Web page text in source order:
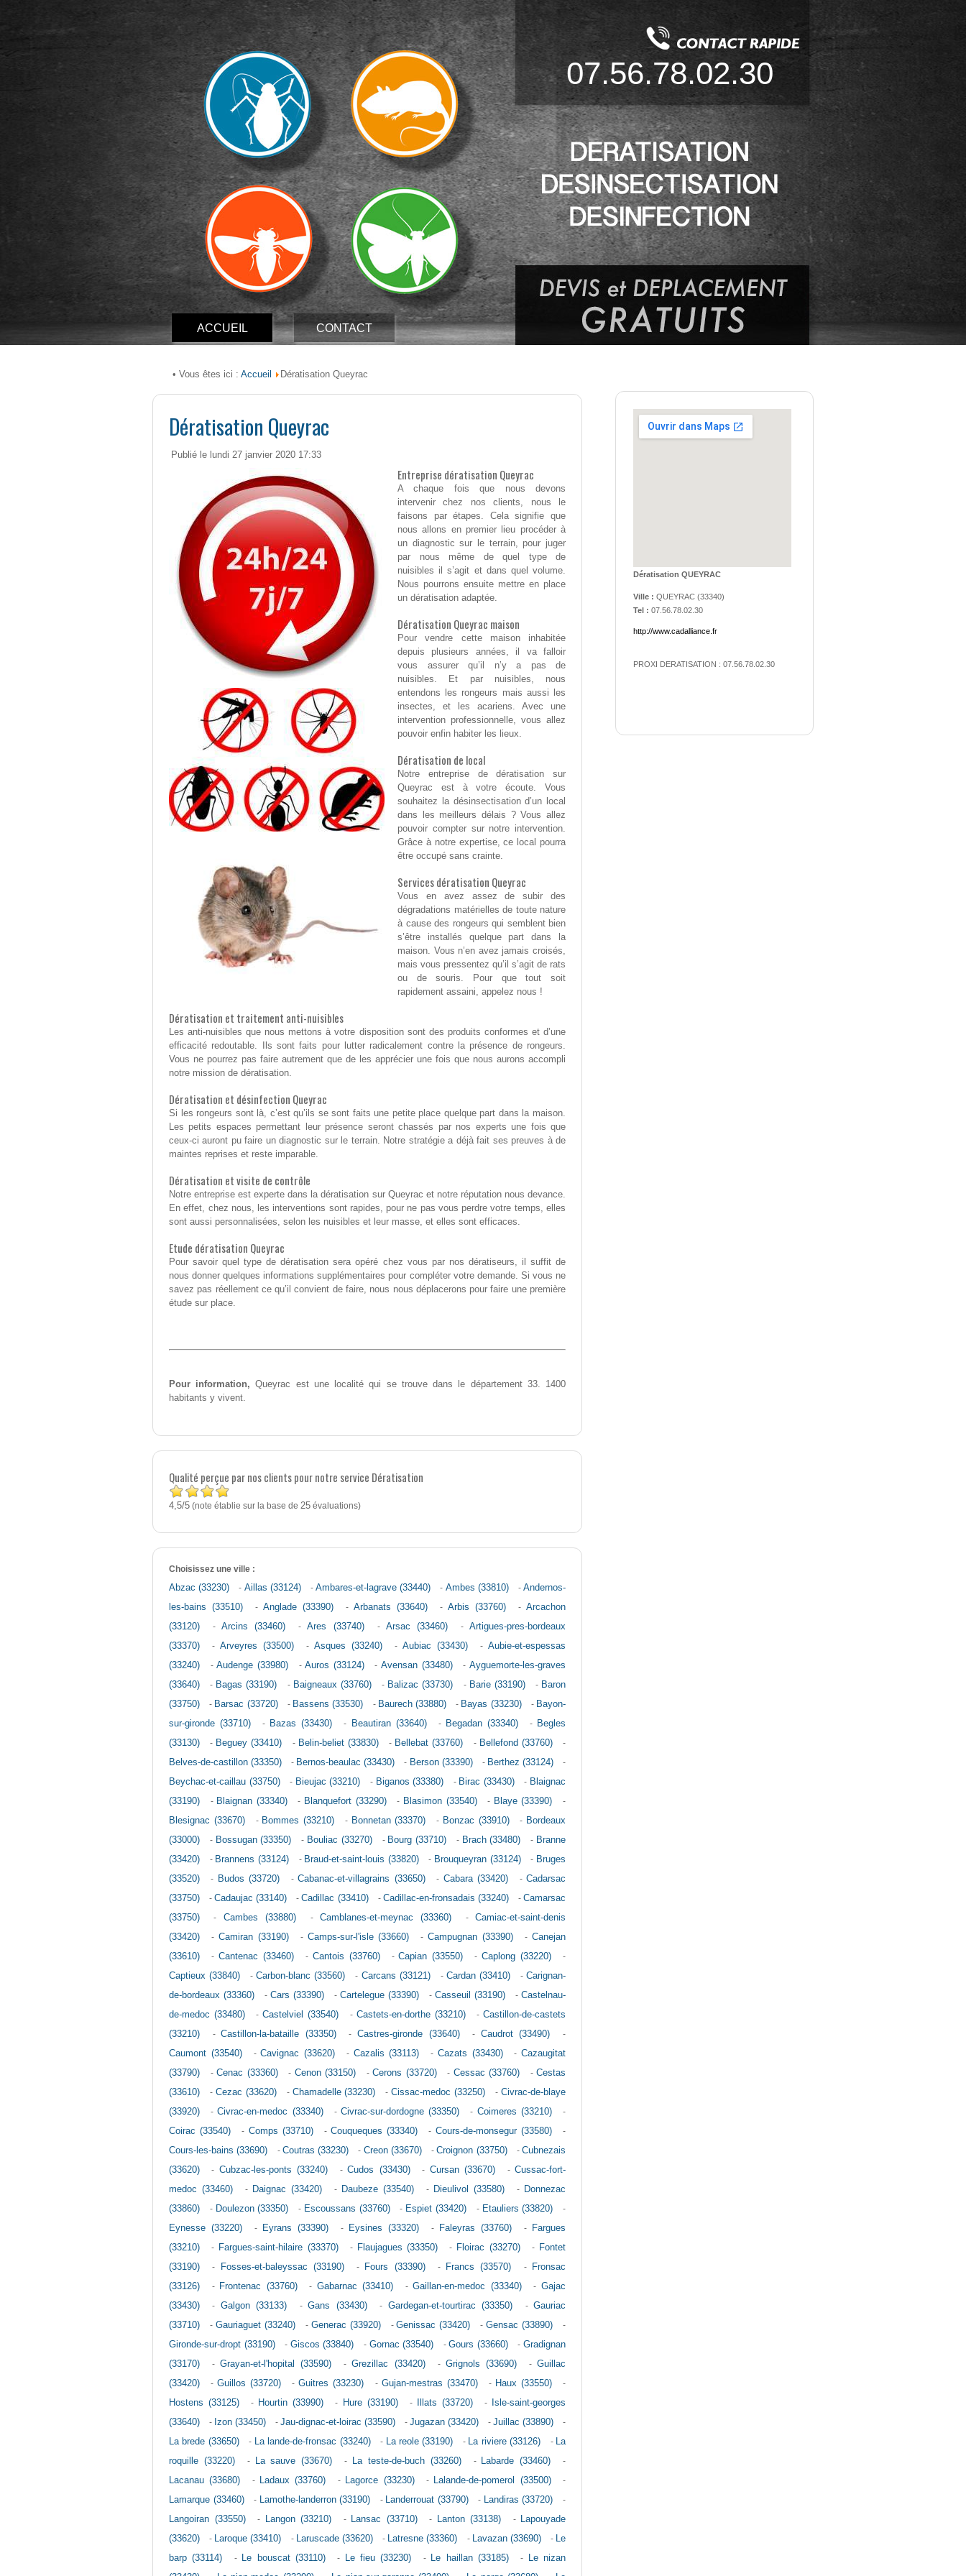
07.56.78.02.30
ACCUEIL CONTACT
• Vous êtes ici : Accueil Dératisation Queyrac
Dératisation Queyrac
Publié le lundi 27 janvier 2020 17:33
Entreprise dératisation Queyrac
A chaque fois que nous devons
intervenir chez nos clients, nous le
faisons par étapes. Cela signifie que
nous allons en premier lieu procéder à
un diagnostic sur le terrain, pour juger
par nous même de quel type de
nuisibles il s’agit et dans quel volume.
Nous pourrons ensuite mettre en place
un dératisation adaptée.
Dératisation Queyrac maison
Pour vendre cette maison inhabitée
depuis plusieurs années, il va falloir
vous assurer qu’il n’y a pas de
nuisibles. Et par nuisibles, nous
entendons les rongeurs mais aussi les
insectes, et les acariens. Avec une
intervention professionnelle, vous allez
pouvoir enfin habiter les lieux.
Dératisation de local
Notre entreprise de dératisation sur
Queyrac est à votre écoute. Vous
souhaitez la désinsectisation d’un local
dans les meilleurs délais ? Vous allez
pouvoir compter sur notre intervention.
Grâce à notre expertise, ce local pourra
être occupé sans crainte.
Services dératisation Queyrac
Vous en avez assez de subir des
dégradations matérielles de toute nature
à cause des rongeurs qui semblent bien
s’être installés quelque part dans la
maison. Vous n’en avez jamais croisés,
mais vous pressentez qu’il s’agit de rats
ou de souris. Pour que tout soit
rapidement assaini, appelez nous !
Dératisation et traitement anti-nuisibles
Les anti-nuisibles que nous mettons à votre disposition sont des produits conformes et d’une
efficacité redoutable. Ils sont faits pour lutter radicalement contre la présence de rongeurs.
Vous ne pourrez pas faire autrement que de les apprécier une fois que nous aurons accompli
notre mission de dératisation.
Dératisation et désinfection Queyrac
Si les rongeurs sont là, c’est qu’ils se sont faits une petite place quelque part dans la maison.
Les petits espaces permettant leur présence seront chassés par nos experts une fois que
ceux-ci auront pu faire un diagnostic sur le terrain. Notre stratégie a déjà fait ses preuves à de
maintes reprises et reste imparable.
Dératisation et visite de contrôle
Notre entreprise est experte dans la dératisation sur Queyrac et notre réputation nous devance.
En effet, chez nous, les interventions sont rapides, pour ne pas vous perdre votre temps, elles
sont aussi personnalisées, selon les nuisibles et leur masse, et elles sont efficaces.
Etude dératisation Queyrac
Pour savoir quel type de dératisation sera opéré chez vous par nos dératiseurs, il suffit de
nous donner quelques informations supplémentaires pour compléter votre demande. Si vous ne
savez pas réellement ce qu’il convient de faire, nous nous déplacerons pour faire une première
étude sur place.
Pour information, Queyrac est une localité qui se trouve dans le département 33. 1400
habitants y vivent.
Qualité perçue par nos clients pour notre service Dératisation
4,5/5 (note établie sur la base de 25 évaluations)
Choisissez une ville :
Abzac (33230)
- Aillas (33124) -Ambares-et-lagrave (33440) - Ambes (33810) -Andernos-
les-bains (33510)
- Anglade (33390) - Arbanats (33640) - Arbis (33760) - Arcachon
(33120)
-Arcins (33460) -Ares (33740) - Arsac (33460) -Artigues-pres-bordeaux
(33370)
- Arveyres (33500) - Asques (33240) - Aubiac (33430) - Aubie-et-espessas
(33240)
-Audenge (33980) -Auros (33124) -Avensan (33480) -Ayguemorte-les-graves
(33640)
- Bagas (33190) - Baigneaux (33760) - Balizac (33730) - Barie (33190) - Baron
(33750)
- Barsac (33720) - Bassens (33530) - Baurech (33880) - Bayas (33230) - Bayon-
sur-gironde (33710)
- Bazas (33430) - Beautiran (33640) - Begadan (33340) - Begles
(33130)
- Beguey (33410) - Belin-beliet (33830) - Bellebat (33760) - Bellefond (33760)
-
Belves-de-castillon (33350)
- Bernos-beaulac (33430) - Berson (33390) - Berthez (33124)
-
Beychac-et-caillau (33750)
- Bieujac (33210) - Biganos (33380) - Birac (33430) - Blaignac
(33190)
- Blaignan (33340) - Blanquefort (33290) - Blasimon (33540) - Blaye (33390)
-
Blesignac (33670)
- Bommes (33210) - Bonnetan (33370) - Bonzac (33910) - Bordeaux
(33000)
- Bossugan (33350) - Bouliac (33270) - Bourg (33710) - Brach (33480) - Branne
(33420)
- Brannens (33124) - Braud-et-saint-louis (33820) - Brouqueyran (33124) - Bruges
(33520)
- Budos (33720) -Cabanac-et-villagrains (33650) - Cabara (33420) -Cadarsac
(33750)
-Cadaujac (33140) -Cadillac (33410) - Cadillac-en-fronsadais (33240) -Camarsac
(33750)
- Cambes (33880) - Camblanes-et-meynac (33360) - Camiac-et-saint-denis
(33420)
- Camiran (33190) - Camps-sur-l'isle (33660) -Campugnan (33390) -Canejan
(33610)
- Cantenac (33460) - Cantois (33760) -Capian (33550) -Caplong (33220)
-
Captieux (33840)
-Carbon-blanc (33560) - Carcans (33121) - Cardan (33410) -Carignan-
de-bordeaux (33360)
- Cars (33390) - Cartelegue (33390) - Casseuil (33190) - Castelnau-
de-medoc (33480)
-Castelviel (33540) - Castets-en-dorthe (33210) -Castillon-de-castets
(33210)
-Castillon-la-bataille (33350) -Castres-gironde (33640) - Caudrot (33490)
-
Caumont (33540)
-Cavignac (33620) - Cazalis (33113) - Cazats (33430) - Cazaugitat
(33790)
- Cenac (33360) - Cenon (33150) - Cerons (33720) - Cessac (33760) - Cestas
(33610)
- Cezac (33620) - Chamadelle (33230) -Cissac-medoc (33250) -Civrac-de-blaye
(33920)
-Civrac-en-medoc (33340) -Civrac-sur-dordogne (33350) - Coimeres (33210)
-
Coirac (33540)
- Comps (33710) -Couqueques (33340) - Cours-de-monsegur (33580)
-
Cours-les-bains (33690)
- Coutras (33230) - Creon (33670) -Croignon (33750) - Cubnezais
(33620)
- Cubzac-les-ponts (33240) -Cudos (33430) - Cursan (33670) -Cussac-fort-
medoc (33460)
- Daignac (33420) - Daubeze (33540) - Dieulivol (33580) - Donnezac
(33860)
- Doulezon (33350) - Escoussans (33760) - Espiet (33420) - Etauliers (33820)
-
Eynesse (33220)
- Eyrans (33390) - Eysines (33320) - Faleyras (33760) -
Fargues
(33210)
- Fargues-saint-hilaire (33370) - Flaujagues (33350) - Floirac (33270) - Fontet
(33190)
- Fosses-et-baleyssac (33190) - Fours (33390) - Francs (33570) -
Fronsac
(33126)
- Frontenac (33760) - Gabarnac (33410) -Gaillan-en-medoc (33340) -Gajac
(33430)
- Galgon (33133) -Gans (33430) - Gardegan-et-tourtirac (33350) -Gauriac
(33710)
- Gauriaguet (33240) - Generac (33920) -Genissac (33420) -Gensac (33890)
-
Gironde-sur-dropt (33190)
- Giscos (33840) - Gornac (33540) -Gours (33660) -Gradignan
(33170)
-Grayan-et-l'hopital (33590) -Grezillac (33420) - Grignols (33690) -Guillac
(33420)
-Guillos (33720) -Guitres (33230) - Gujan-mestras (33470) - Haux (33550)
-
Hostens (33125)
- Hourtin (33990) - Hure (33190) - Illats (33720) -
Isle-saint-georges
(33640)
- Izon (33450) - Jau-dignac-et-loirac (33590) - Jugazan (33420) - Juillac (33890)
-
La brede (33650)
- La lande-de-fronsac (33240) - La reole (33190) - La riviere (33126) - La
roquille (33220)
- La sauve (33670) - La teste-de-buch (33260) - Labarde (33460)
-
Lacanau (33680)
- Ladaux (33760) - Lagorce (33230) - Lalande-de-pomerol (33500)
-
Lamarque (33460)
- Lamothe-landerron (33190) - Landerrouat (33790) - Landiras (33720)
-
Langoiran (33550)
- Langon (33210) - Lansac (33710) - Lanton (33138) - Lapouyade
(33620)
- Laroque (33410) - Laruscade (33620) - Latresne (33360) - Lavazan (33690) - Le
barp (33114)
- Le bouscat (33110) - Le fieu (33230) - Le haillan (33185) -
Le nizan
Dératisation QUEYRAC
Ville : QUEYRAC (33340)
Tel : 07.56.78.02.30
http://www.cadalliance.fr
PROXI DERATISATION : 07.56.78.02.30